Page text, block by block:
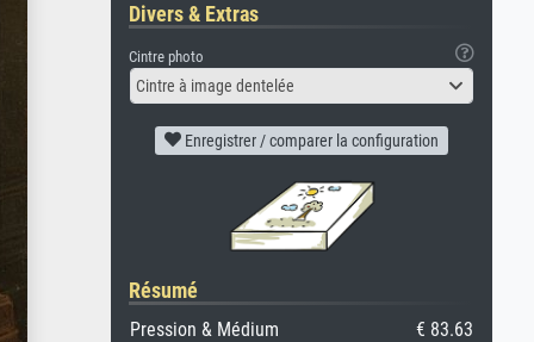
Divers & Extras
Cintre photo
Cintre à image dentelée
Enregistrer / comparer la configuration
Résumé
Pression & Médium
€ 83.63